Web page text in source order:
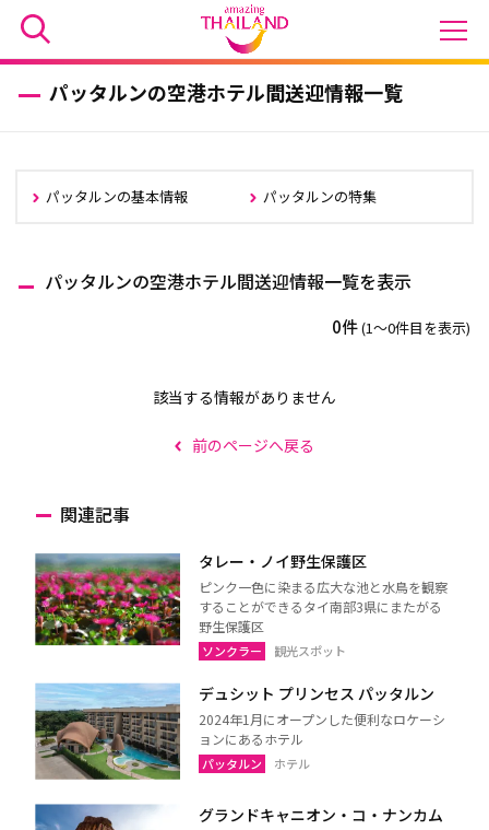
パッタルンの空港ホテル間送迎情報一覧
パッタルンの基本情報 パッタルンの特集
パッタルンの空港ホテル間送迎情報一覧を表示
0件(1〜0件目を表示)
該当する情報がありません
前のページへ戻る
関連記事
タレー・ノイ野生保護区
ピンク一色に染まる広大な池と水鳥を観察
することができるタイ南部3県にまたがる
野生保護区
ソンクラー 観光スポット
デュシット プリンセス パッタルン
2024年1月にオープンした便利なロケーシ
ョンにあるホテル
パッタルン ホテル
グランドキャニオン・コ・ナンカム